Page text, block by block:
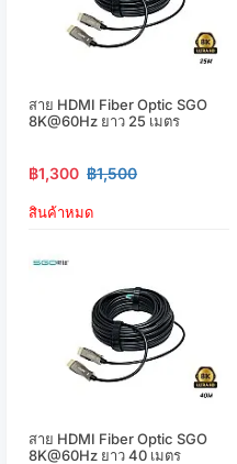
สาย HDMI Fiber Optic SGO
8K@60Hz ยาว 25 เมตร
฿1,300 ฿1,500
สินค้าหมด
สาย HDMI Fiber Optic SGO
8K@60Hz ยาว 40 เมตร